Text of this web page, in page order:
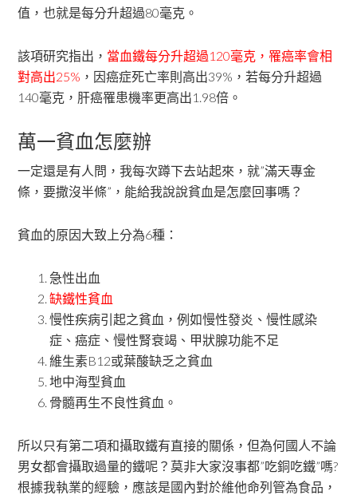
值，也就是每分升超過80毫克。
該項研究指出， 當血鐵每分升超過120毫克，罹癌率會相
對高出25% ，因癌症死亡率則高出39%，若每分升超過
140毫克，肝癌罹患機率更高出1.98倍。
萬一貧血怎麼辦
一定還是有人問，我每次蹲下去站起來，就”滿天專金
條，要撒沒半條”，能給我說說貧血是怎麼回事嗎？
貧血的原因大致上分為6種：
急性出血
缺鐵性貧血
慢性疾病引起之貧血，例如慢性發炎、慢性感染
症、癌症、慢性腎衰竭、甲狀腺功能不足
維生素B12或葉酸缺乏之貧血
地中海型貧血
骨髓再生不良性貧血。
所以只有第二項和攝取鐵有直接的關係，但為何國人不論
男女都會攝取過量的鐵呢？莫非大家沒事都”吃銅吃鐵”嗎?
根據我執業的經驗，應該是國內對於維他命列管為食品，